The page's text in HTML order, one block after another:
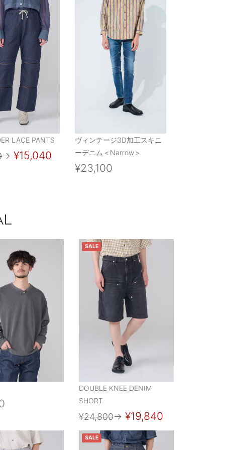
LACE PANTS
→ ¥15,040
ヴィンテージ3D加工スキニ
ーデニム＜Narrow＞
¥23,100
SALE
DOUBLE KNEE DENIM
SHORT
¥24,800→ ¥19,840
SALE